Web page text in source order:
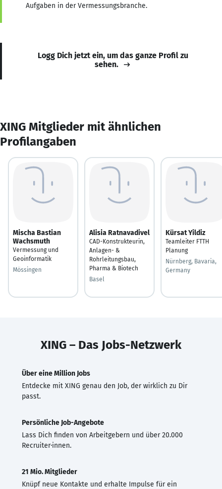
Aufgaben in der Vermessungsbranche.
Logg Dich jetzt ein, um das ganze Profil zu
sehen.
XING Mitglieder mit ähnlichen
Profilangaben
Mischa Bastian
Wachsmuth
Vermessung und
Geoinformatik
Mössingen
Alisia Ratnavadivel
CAD-Konstrukteurin,
Anlagen- &
Rohrleitungsbau,
Pharma & Biotech
Basel
Kürsat Yildiz
Teamleiter FTTH
Planung
Nürnberg, Bavaria,
Germany
XING – Das Jobs-Netzwerk
Über eine Million Jobs
Entdecke mit XING genau den Job, der wirklich zu Dir
passt.
Persönliche Job-Angebote
Lass Dich finden von Arbeitgebern und über 20.000
Recruiter·innen.
21 Mio. Mitglieder
Knüpf neue Kontakte und erhalte Impulse für ein